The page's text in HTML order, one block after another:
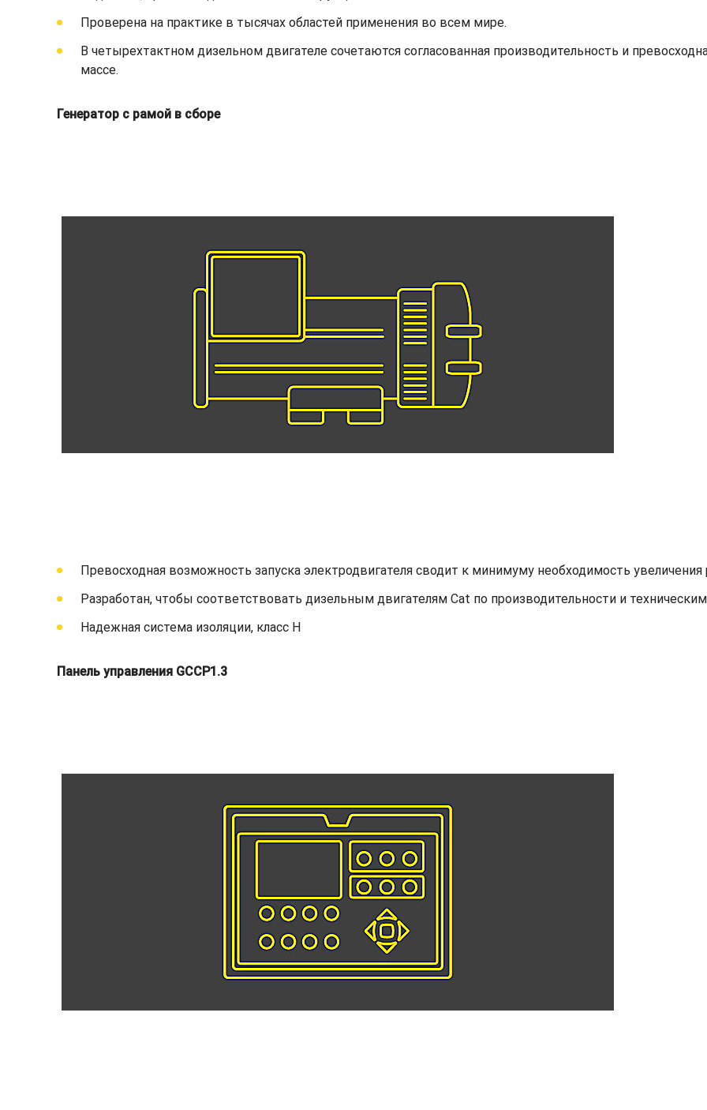
Проверена на практике в тысячах областей применения во всем мире.
В четырехтактном дизельном двигателе сочетаются согласованная производительность и
массе.
Генератор с рамой в сборе
Превосходная возможность запуска электродвигателя сводит к минимуму необходимость увеличения
Разработан, чтобы соответствовать дизельным двигателям Cat по производительности и
Надежная система изоляции, класс H
Панель управления GCCP1.3